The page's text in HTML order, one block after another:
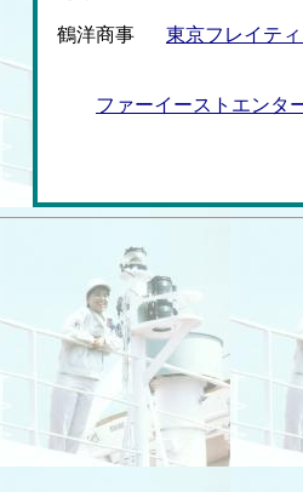
鶴洋商事 東京フレイテ
ファーイーストエンタ